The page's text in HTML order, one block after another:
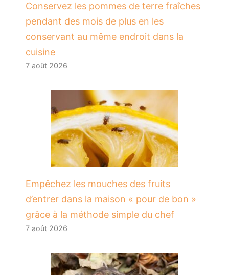
Conservez les pommes de terre fraîches
pendant des mois de plus en les
conservant au même endroit dans la
cuisine
7 août 2026
​Empêchez les mouches des fruits
d’entrer dans la maison « pour de bon »
grâce à la méthode simple du chef
7 août 2026